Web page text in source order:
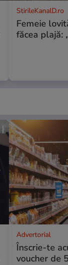
StirileKanalD.ro
Femeie
făcea plajă:
Advertorial
Înscrie-te
voucher de